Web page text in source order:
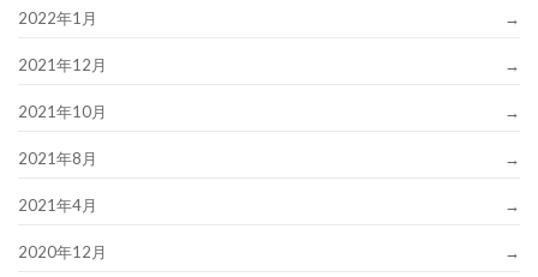
2022年1月
2021年12月
2021年10月
2021年8月
2021年4月
2020年12月